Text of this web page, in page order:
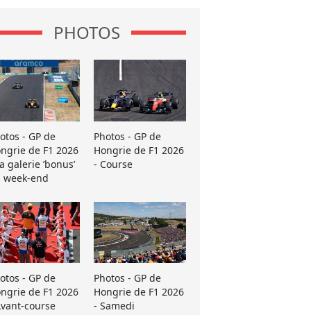
PHOTOS
- GP de
de F1 2026
galerie ’bonus’
week-end
Photos - GP de
Hongrie de F1 2026
- Course
- GP de
de F1 2026
course
Photos - GP de
Hongrie de F1 2026
- Samedi